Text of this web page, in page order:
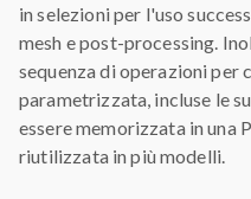
in selezioni per l'uso
mesh e post-processing.
sequenza di operazioni per
parametrizzata, incluse le
essere memorizzata in una
riutilizzata in più modelli.